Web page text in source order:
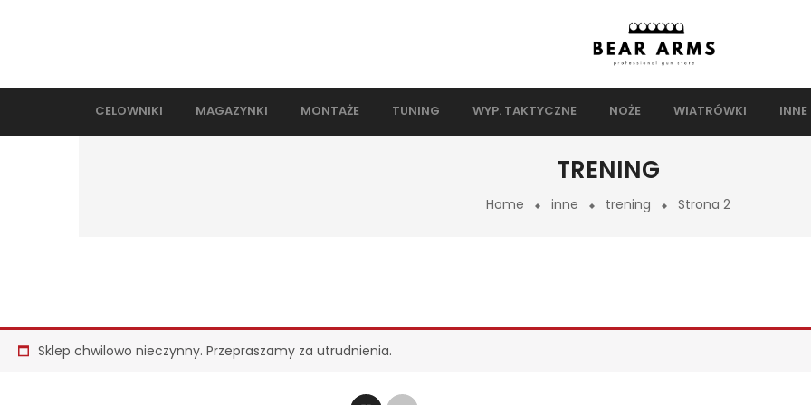
CELOWNIKI MAGAZYNKI MONTAŻE TUNING WYP. TAKTYCZNE NOŻE WIATRÓWKI INNE
TRENING
Home inne trening Strona 2
Sklep chwilowo nieczynny. Przepraszamy za utrudnienia.